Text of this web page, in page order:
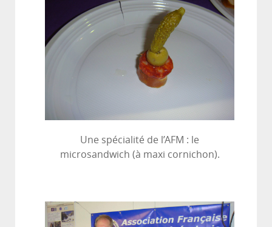
Une spécialité de l’AFM : le
microsandwich (à maxi cornichon).